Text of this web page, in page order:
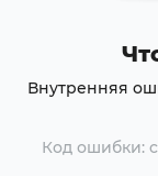
Внутренняя
Код ошибки: